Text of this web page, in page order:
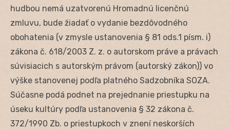
hudbou nemá uzatvorenú Hromadnú licenčnú
zmluvu, bude žiadať o vydanie bezdôvodného
obohatenia (v zmysle ustanovenia § 81 ods.1 písm. i)
zákona č. 618/2003 Z. z. o autorskom práve a právach
súvisiacich s autorským právom (autorský zákon)) vo
výške stanovenej podľa platného Sadzobníka SOZA.
Súčasne podá podnet na prejednanie priestupku na
úseku kultúry podľa ustanovenia § 32 zákona č.
372/1990 Zb. o priestupkoch v znení neskorších